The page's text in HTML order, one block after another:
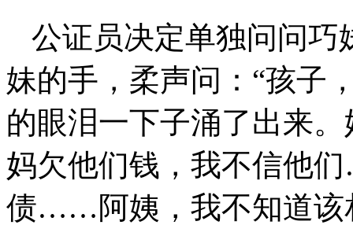
公证员决定单独问问巧
妹的手，柔声问： “孩子
的眼泪一下子涌了出来
妈欠他们钱，我不信他
债……阿姨，我不知道该